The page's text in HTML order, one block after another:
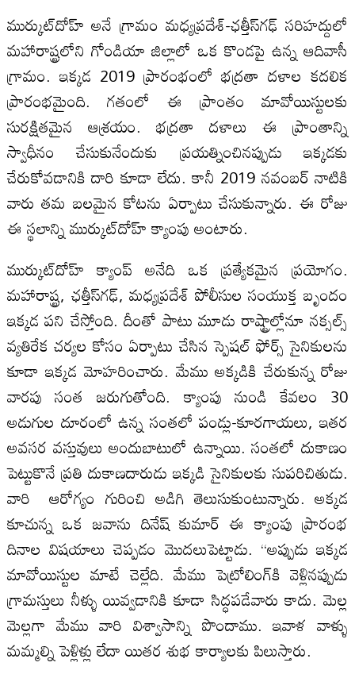
ముర్కుట్‌దోహ్ అనే గ్రామం మధ్యప్రదేశ్-ఛత్తీస్‌గఢ్ సరిహద్దులో
మహారాష్ట్రలోని గోండియా జిల్లాలో ఒక కొండపై ఉన్న ఆదివాసీ
గ్రామం. ఇక్కడ 2019 ప్రారంభంలో భద్రతా దళాల కదలిక
ప్రారంభమైంది. గతంలో ఈ ప్రాంతం మావోయిస్టులకు
సురక్షితమైన ఆశ్రయం. భద్రతా దళాలు ఈ ప్రాంతాన్ని
స్వాధీనం చేసుకునేందుకు ప్రయత్నించినప్పుడు ఇక్కడకు
చేరుకోవడానికి దారి కూడా లేదు. కానీ 2019 నవంబర్ నాటికి
వారు తమ బలమైన కోటను ఏర్పాటు చేసుకున్నారు. ఈ రోజు
ఈ స్థలాన్ని ముర్కుట్‌దోహ్ క్యాంపు అంటారు.
ముర్కుట్‌దోహ్ క్యాంప్ అనేది ఒక ప్రత్యేకమైన ప్రయోగం.
మహారాష్ట్ర, ఛత్తీస్‌గఢ్‌, మధ్యప్రదేశ్‌ పోలీసుల సంయుక్త బృందం
ఇక్కడ పని చేస్తోంది. దీంతో పాటు మూడు రాష్ట్రాల్లోనూ నక్సల్స్
వ్యతిరేక చర్యల కోసం ఏర్పాటు చేసిన స్పెషల్ ఫోర్స్ సైనికులను
కూడా ఇక్కడ మోహరించారు. మేము అక్కడికి చేరుకున్న రోజు
వారపు సంత జరుగుతోంది. క్యాంపు నుండి కేవలం 30
అడుగుల దూరంలో ఉన్న సంతలో పండ్లు-కూరగాయలు, ఇతర
అవసర వస్తువులు అందుబాటులో ఉన్నాయి. సంతలో దుకాణం
పెట్టుకొనే ప్రతి దుకాణదారుడు ఇక్కడి సైనికులకు సుపరిచితుడు.
వారి ఆరోగ్యం గురించి అడిగి తెలుసుకుంటున్నారు. అక్కడ
కూచున్న ఒక జవాను దినేష్ కుమార్ ఈ క్యాంపు ప్రారంభ
దినాల విషయాలు చెప్పడం మొదలుపెట్టాడు. “అప్పుడు ఇక్కడ
మావోయిస్టుల మాటే చెల్లేది. మేము పెట్రోలింగ్‌కి వెళ్లినప్పుడు
గ్రామస్తులు నీళ్ళు యివ్వడానికి కూడా సిద్ధపడేవారు కాదు. మెల్ల
మెల్లగా మేము వారి విశ్వాసాన్ని పొందాము. ఇవాళ వాళ్ళు
మమ్మల్ని పెళ్లిళ్లు లేదా యితర శుభ కార్యాలకు పిలుస్తారు.